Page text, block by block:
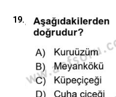
19.